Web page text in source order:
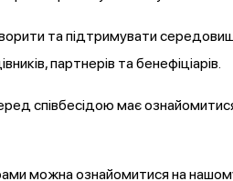
та підтримувати
партнерів та бенефіціарів.
співбесідою має
можна ознайомитися на